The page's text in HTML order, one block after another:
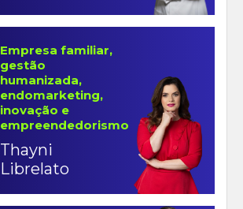
Empresa familiar,
gestão
humanizada,
endomarketing,
inovação e
empreendedorismo
Thayni
Librelato